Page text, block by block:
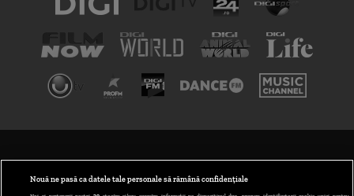
Nouă ne pasă ca datele tale personale să rămână confidențiale